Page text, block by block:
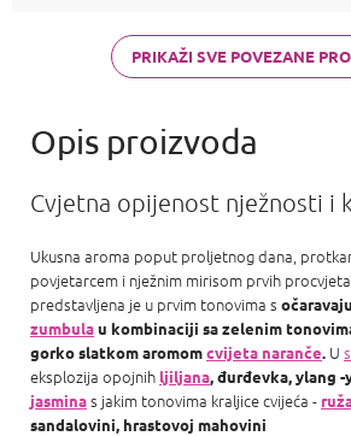
Mademoiselle
a Carolina
PRIKAŽI SVE POVEZANE
Cvjetna opijenost nježnosti i
Ukusna aroma poput proljetnog dana,
povjetarcem i nježnim mirisom prvih
predstavljena je u prvim tonovima s
zumbulau kombinaciji sa zelenim
gorko slatkom aromomcvijeta naranče. U
eksplozija opojnih ljiljana, đurđevka, ylang
jasminas jakim tonovima kraljice cvijeća -
sandalovini, hrastovoj mahovini